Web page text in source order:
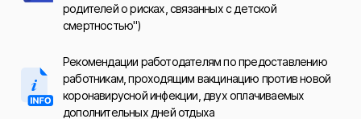
родителей о рисках, связанных с детской
смертностью")
Рекомендации работодателям по предоставлению
работникам, проходящим вакцинацию против новой
коронавирусной инфекции, двух оплачиваемых
дополнительных дней отдыха